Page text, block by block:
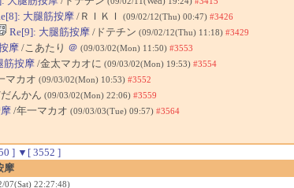
大腿筋按摩/ＲＩＫＩ (09/02/12(Thu) 00:47) #3426
Re[9]: 大腿筋按摩/ドテチン (09/02/12(Thu) 11:18) #3429
摩/こあたり ＠ (09/03/02(Mon) 11:50) #3553
筋按摩/金太マカオに (09/03/02(Mon) 19:53) #3554
マカオ (09/03/02(Mon) 10:53) #3552
んかん (09/03/02(Mon) 22:06) #3559
/年一マカオ (09/03/03(Tue) 09:57) #3564
] ▼[ 3552 ]
摩
07(Sat) 22:27:48)